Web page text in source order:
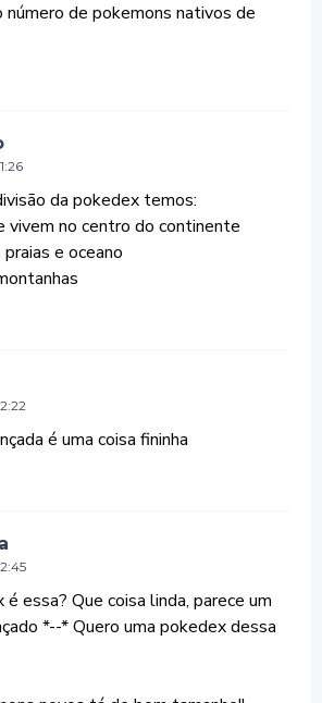
número de pokemons nativos de
da pokedex temos:
vivem no centro do continente
e oceano
é uma coisa fininha
essa? Que coisa linda, parece um
*--* Quero uma pokedex dessa